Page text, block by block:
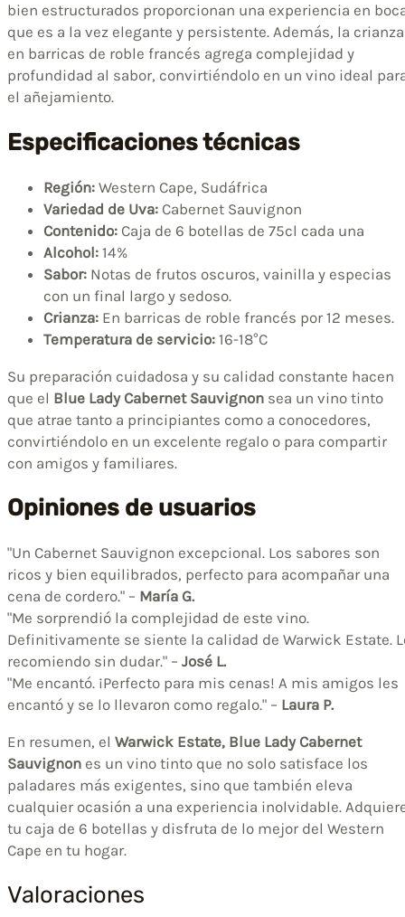
bien estructurados proporcionan una experiencia en
que es a la vez elegante y persistente. Además, la crianza
en barricas de roble francés agrega complejidad y
profundidad al sabor, convirtiéndolo en un vino ideal
el añejamiento.
Especificaciones técnicas
Región: Western Cape, Sudáfrica
Variedad de Uva: Cabernet Sauvignon
Contenido: Caja de 6 botellas de 75cl cada una
Alcohol: 14%
Sabor: Notas de frutos oscuros, vainilla y especias
con un final largo y sedoso.
Crianza: En barricas de roble francés por 12 meses.
Temperatura de servicio: 16-18°C
Su preparación cuidadosa y su calidad constante hacen
que el Blue Lady Cabernet Sauvignon sea un vino tinto
que atrae tanto a principiantes como a conocedores,
convirtiéndolo en un excelente regalo o para compartir
con amigos y familiares.
Opiniones de usuarios
"Un Cabernet Sauvignon excepcional. Los sabores son
ricos y bien equilibrados, perfecto para acompañar una
cena de cordero." – María G.
"Me sorprendió la complejidad de este vino.
Definitivamente se siente la calidad de Warwick Estate.
recomiendo sin dudar." – José L.
"Me encantó. ¡Perfecto para mis cenas! A mis amigos les
encantó y se lo llevaron como regalo." – Laura P.
En resumen, el Warwick Estate, Blue Lady Cabernet
Sauvignon es un vino tinto que no solo satisface los
paladares más exigentes, sino que también eleva
cualquier ocasión a una experiencia inolvidable.
tu caja de 6 botellas y disfruta de lo mejor del Western
Cape en tu hogar.
Valoraciones